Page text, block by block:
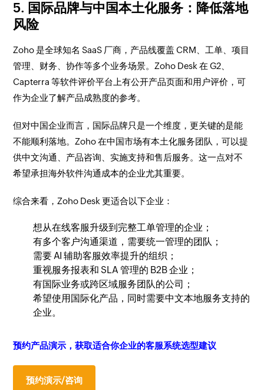
5. 国际品牌与中国本土化服务：降低落地
风险
Zoho 是全球知名 SaaS 厂商，产品线覆盖 CRM、工单、项目
管理、财务、协作等多个业务场景。Zoho Desk 在 G2、
Capterra 等软件评价平台上有公开产品页面和用户评价，可
作为企业了解产品成熟度的参考。
但对中国企业而言，国际品牌只是一个维度，更关键的是能
不能顺利落地。Zoho 在中国市场有本土化服务团队，可以提
供中文沟通、产品咨询、实施支持和售后服务。这一点对不
希望承担海外软件沟通成本的企业尤其重要。
综合来看，Zoho Desk 更适合以下企业：
想从在线客服升级到完整工单管理的企业；
有多个客户沟通渠道，需要统一管理的团队；
需要 AI 辅助客服效率提升的组织；
重视服务报表和 SLA 管理的 B2B 企业；
有国际业务或跨区域服务团队的公司；
希望使用国际化产品，同时需要中文本地服务支持的
企业。
预约产品演示，获取适合你企业的客服系统选型建议
预约演示/咨询